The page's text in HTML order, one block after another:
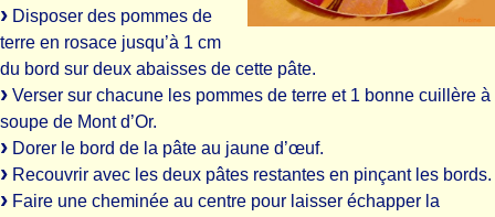
Disposer des pommes de
terre en rosace jusqu’à 1 cm
du bord sur deux abaisses de cette pâte.
Verser sur chacune les pommes de terre et 1 bonne cuillère à
soupe de Mont d’Or.
Dorer le bord de la pâte au jaune d’œuf.
Recouvrir avec les deux pâtes restantes en pinçant les bords.
Faire une cheminée au centre pour laisser échapper la